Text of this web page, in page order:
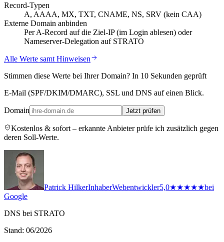
Record-Typen
A, AAAA, MX, TXT, CNAME, NS, SRV (kein CAA)
Externe Domain anbinden
Per A-Record auf die Ziel-IP (im Login ablesen) oder
Nameserver-Delegation auf STRATO
Alle Werte samt Hinweisen
Stimmen diese Werte bei Ihrer Domain? In 10 Sekunden geprüft
E-Mail (SPF/DKIM/DMARC), SSL und DNS auf einen Blick.
Domain Jetzt prüfen
Kostenlos & sofort – erkannte Anbieter prüfe ich zusätzlich gegen
deren Soll-Werte.
Patrick HilkerInhaberWebentwickler5,0★★★★★bei
Google
DNS bei STRATO
Stand: 06/2026